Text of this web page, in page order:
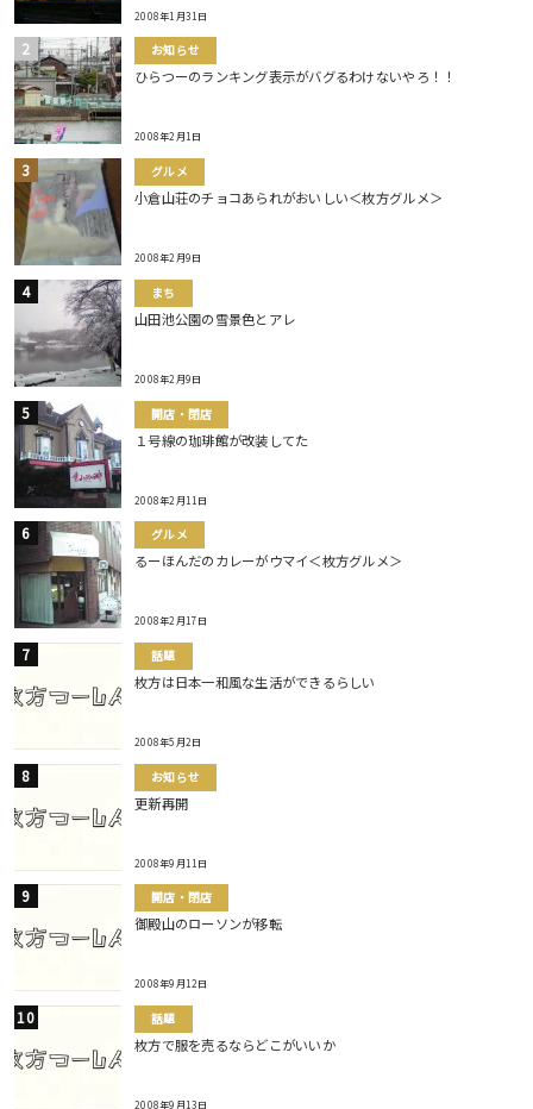
2008年1月31日
お知らせ
ひらつーのランキング表示がバグるわけないやろ！！
2008年2月1日
グルメ
小倉山荘のチョコあられがおいしい＜枚方グルメ＞
2008年2月9日
まち
山田池公園の雪景色とアレ
2008年2月9日
開店・閉店
１号線の珈琲館が改装してた
2008年2月11日
グルメ
るーほんだのカレーがウマイ＜枚方グルメ＞
2008年2月17日
話題
枚方は日本一和風な生活ができるらしい
2008年5月2日
お知らせ
更新再開
2008年9月11日
開店・閉店
御殿山のローソンが移転
2008年9月12日
話題
枚方で服を売るならどこがいいか
2008年9月13日